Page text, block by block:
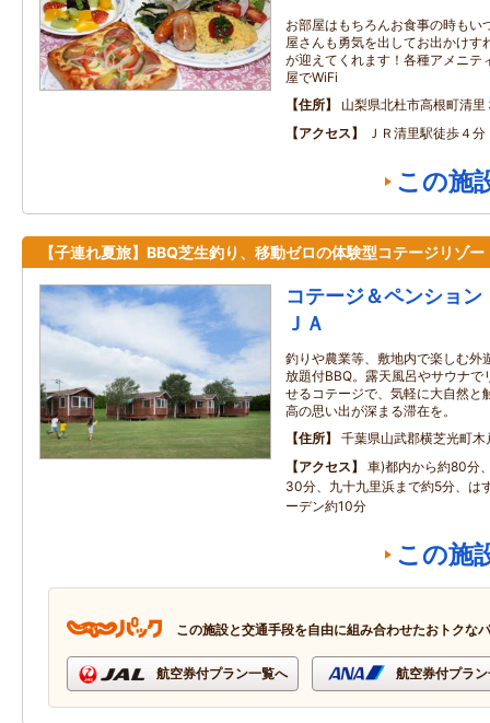
お部屋はもちろんお食事の時もい
屋さんも勇気を出してお出かけす
が迎えてくれます！各種アメニテ
屋でWiFi
住所
山梨県北杜市高根町清
アクセス
ＪＲ清里駅徒歩４分
この施
【子連れ夏旅】BBQ芝生釣り、移動ゼロの体験型コテージリゾー
コテージ＆ペンション
ＪＡ
釣りや農業等、敷地内で楽しむ外
放題付BBQ。露天風呂やサウナで
せるコテージで、気軽に大自然と
高の思い出が深まる滞在を。
住所
千葉県山武郡横芝光町
アクセス
車)都内から約80分
30分、九十九里浜まで約5分、は
ーデン約10分
この施
この施設と交通手段を自由に組み合わせたおトクな
航空券付プラン一覧へ 航空券付プラ